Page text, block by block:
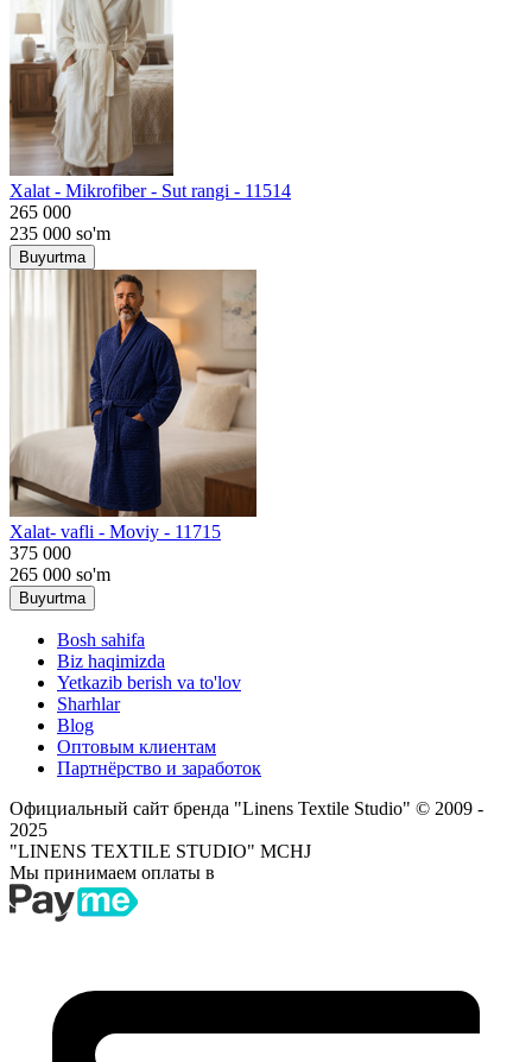
Хalat - Mikrofiber - Sut rangi - 11514
265 000
235 000 so'm
Buyurtma
Хalat- vafli - Moviy - 11715
375 000
265 000 so'm
Buyurtma
Bosh sahifa
Biz haqimizda
Yetkazib berish va to'lov
Sharhlar
Blog
Оптовым клиентам
Партнёрство и заработок
Официальный сайт бренда "Linens Textile Studio" © 2009 -
2025
"LINENS TEXTILE STUDIO" MCHJ
Мы принимаем оплаты в